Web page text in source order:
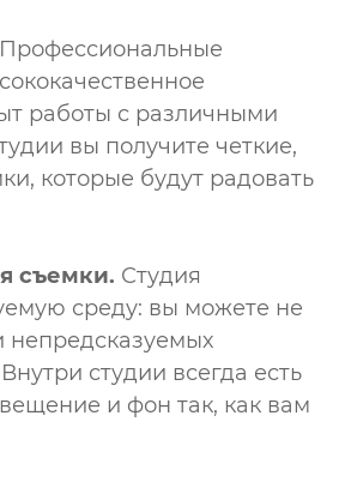
Профессиональные
работы с различными
вы получите четкие,
которые будут радовать
съемки. Студия
среду: вы можете не
непредсказуемых
студии всегда есть
и фон так, как вам